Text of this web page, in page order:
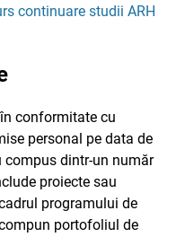
continuare studii ARH
conformitate cu
personal pe data de
dintr-un număr
proiecte sau
programului de
portofoliul de